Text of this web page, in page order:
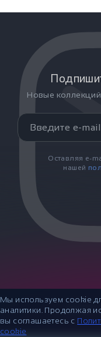
Мы используем cookie
аналитики. Продолжая
вы соглашаетесь с
cookie
Новые
Оставляя e-
нашей
©